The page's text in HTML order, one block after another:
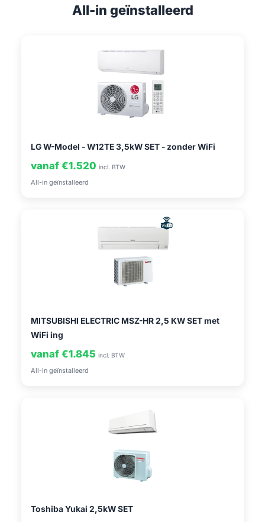
All-in geïnstalleerd
LG W-Model - W12TE 3,5kW SET - zonder WiFi
vanaf €1.520 incl. BTW
All-in geïnstalleerd
MITSUBISHI ELECTRIC MSZ-HR 2,5 KW SET met
WiFi ing
vanaf €1.845 incl. BTW
All-in geïnstalleerd
Toshiba Yukai 2,5kW SET